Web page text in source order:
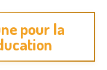
pour la